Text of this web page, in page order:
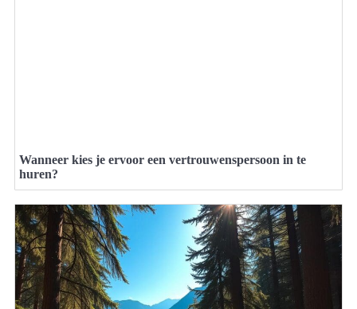
Wanneer kies je ervoor een vertrouwenspersoon in te
huren?